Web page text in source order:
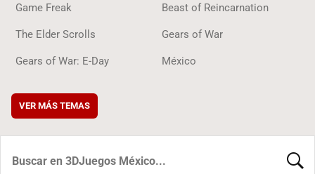
Game Freak Beast of Reincarnation
The Elder Scrolls Gears of War
Gears of War: E-Day México
VER MÁS TEMAS